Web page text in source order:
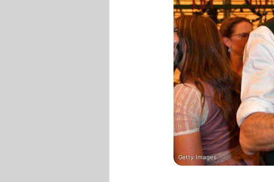
Getty Images